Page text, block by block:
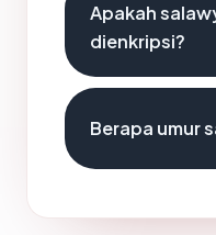
Apakah
dienkripsi?
Berapa umur